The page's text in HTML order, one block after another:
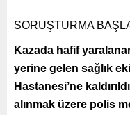
SORUŞTURMA
Kazada hafif
yerine gelen sağlık
Hastanesi’ne
alınmak üzere polis